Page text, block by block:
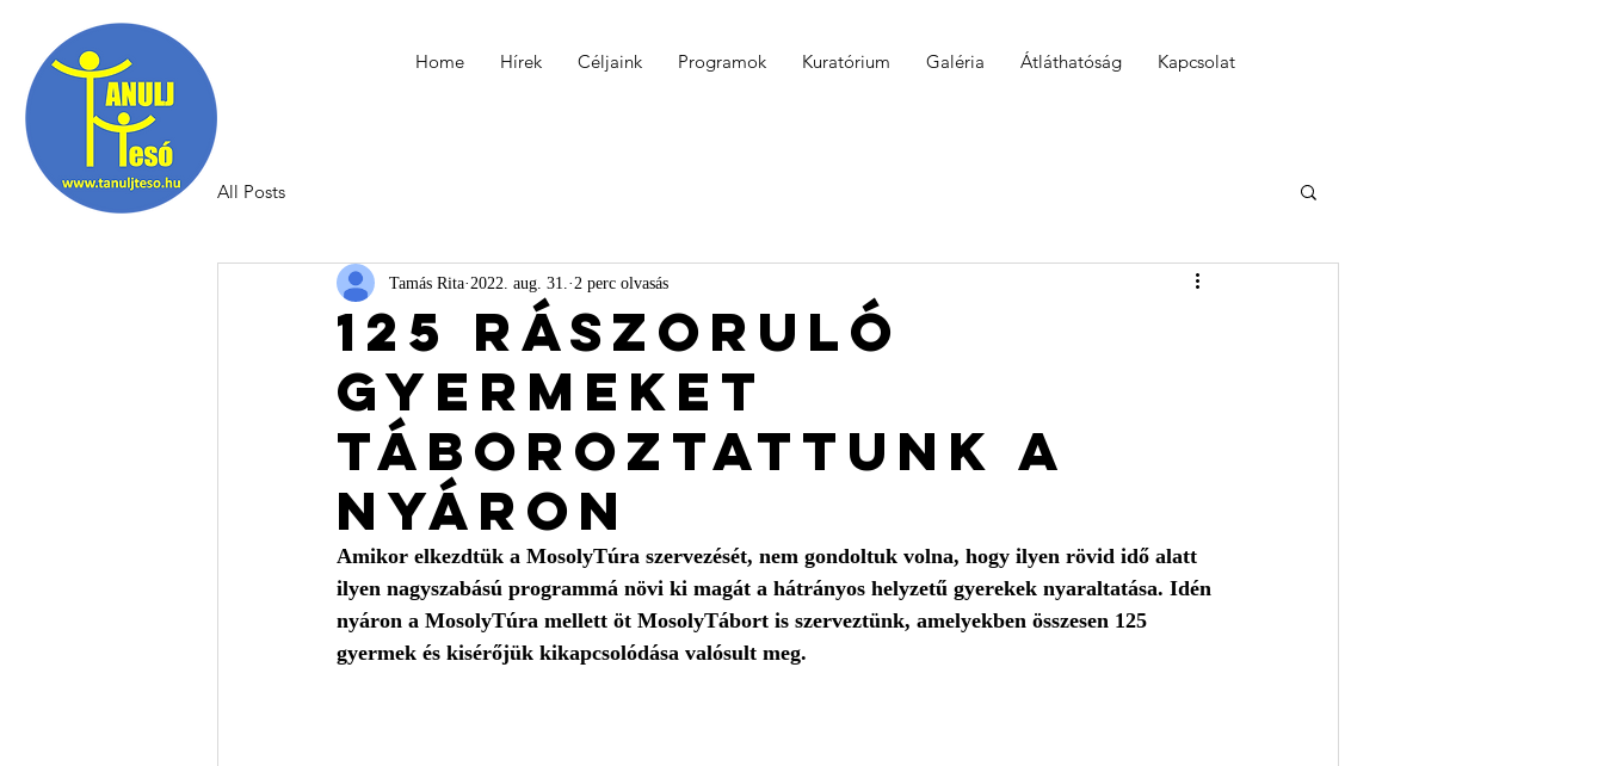
Home Hírek Céljaink Programok Kuratórium Galéria Átláthatóság Kapcsolat
All Posts
125 rászoruló
gyermeket
táboroztattunk a
nyáron
Tamás Rita 2022. aug. 31. 2 perc olvasás
Amikor elkezdtük a MosolyTúra szervezését, nem gondoltuk volna, hogy ilyen rövid idő alatt
ilyen nagyszabású programmá növi ki magát a hátrányos helyzetű gyerekek nyaraltatása. Idén
nyáron a MosolyTúra mellett öt MosolyTábort is szerveztünk, amelyekben összesen 125
gyermek és kisérőjük kikapcsolódása valósult meg.